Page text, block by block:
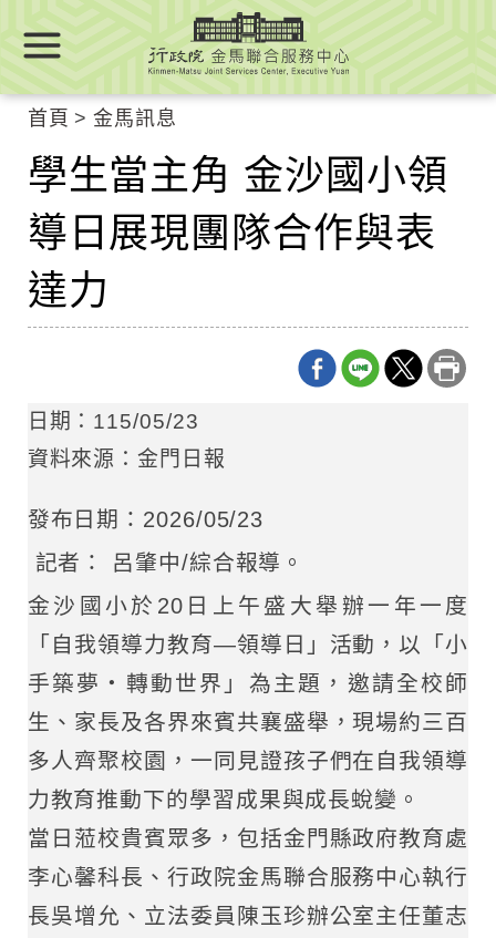
要
Center
block
首頁 金馬訊息
學生當主角 金沙國小領
導日展現團隊合作與表
達力
日期：115/05/23
資料來源：金門日報
發布日期：2026/05/23
記者： 呂肇中/綜合報導。
金沙國小於20日上午盛大舉辦一年一度
「自我領導力教育—領導日」活動，以「小
手築夢‧轉動世界」為主題，邀請全校師
生、家長及各界來賓共襄盛舉，現場約三百
多人齊聚校園，一同見證孩子們在自我領導
力教育推動下的學習成果與成長蛻變。
當日蒞校貴賓眾多，包括金門縣政府教育處
李心馨科長、行政院金馬聯合服務中心執行
長吳增允、立法委員陳玉珍辦公室主任董志